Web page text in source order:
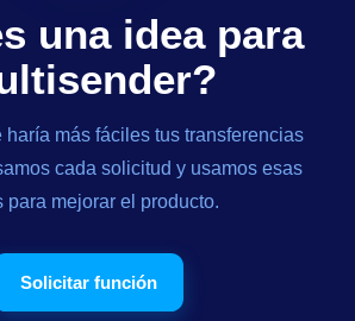
una idea para
haría más fáciles tus transferencias
cada solicitud y usamos esas
para mejorar el producto.
Solicitar función